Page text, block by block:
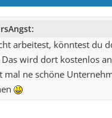
arbeitest, könntest du
Das wird dort kostenlos
mal ne schöne